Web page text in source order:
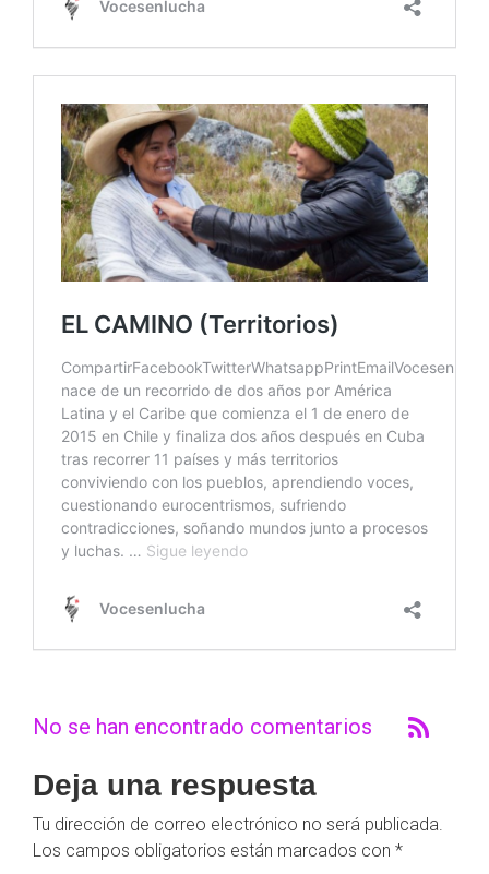
No se han encontrado comentarios
Deja una respuesta
Tu dirección de correo electrónico no será publicada.
Los campos obligatorios están marcados con *